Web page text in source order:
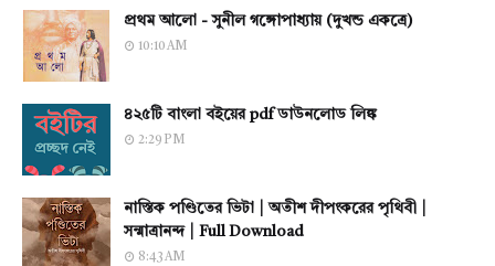
প্রথম আলো - সুনীল গঙ্গোপাধ্যায় (দুখন্ড একত্রে)
10:10 AM
৪২৫টি বাংলা বইয়ের pdf ডাউনলোড লিঙ্ক
2:29 PM
নাস্তিক পণ্ডিতের ভিটা | অতীশ দীপংকরের পৃথিবী |
সন্মাত্রানন্দ | Full Download
8:43 AM